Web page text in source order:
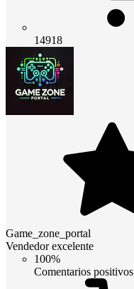
14918
Game_zone_portal
Vendedor excelente
100%
Comentarios positivos